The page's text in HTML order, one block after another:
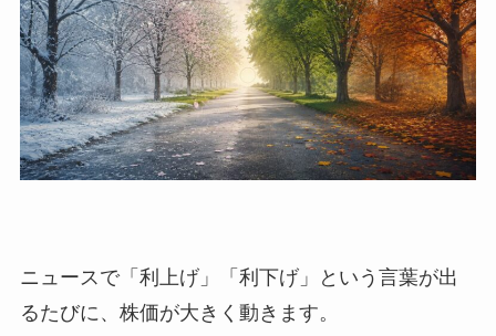
ニュースで「利上げ」「利下げ」という言葉が出
るたびに、株価が大きく動きます。